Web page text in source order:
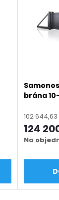
brána
mm, na
- 6000
2000
7016
102
124
Na